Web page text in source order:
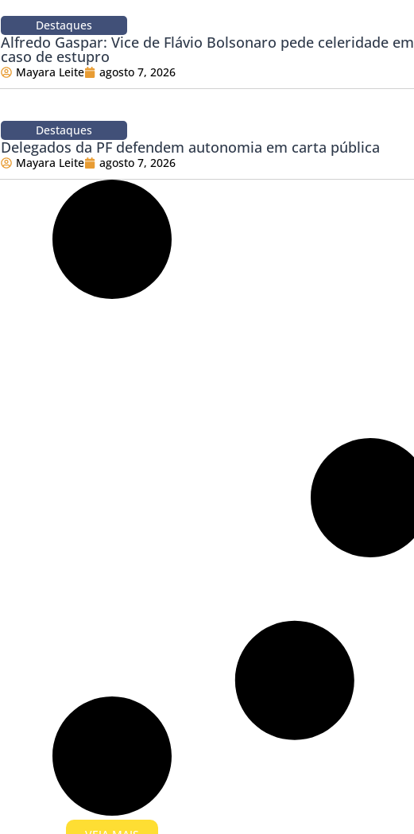
Destaques
Alfredo Gaspar: Vice de Flávio Bolsonaro pede celeridade em
caso de estupro
Mayara Leite agosto 7, 2026
Destaques
Delegados da PF defendem autonomia em carta pública
Mayara Leite agosto 7, 2026